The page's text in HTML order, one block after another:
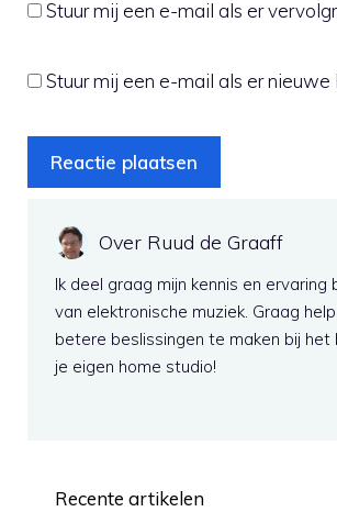
Stuur mij een e-mail als er
Stuur mij een e-mail als er nieuwe
Over Ruud de Graaff
Ik deel graag mijn kennis en ervaring
van elektronische muziek. Graag
betere beslissingen te maken bij het
je eigen home studio!
Recente artikelen